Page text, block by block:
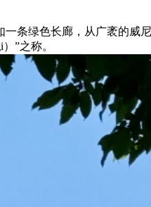
条绿色长廊，从广袤的
”之称。